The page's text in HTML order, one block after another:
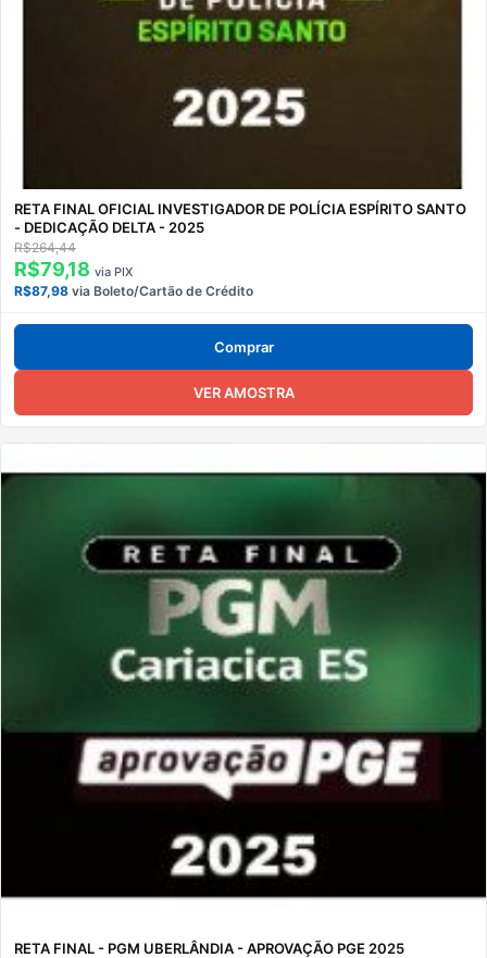
RETA FINAL OFICIAL INVESTIGADOR DE POLÍCIA ESPÍRITO SANTO
- DEDICAÇÃO DELTA - 2025
R$264,44
R$79,18 via PIX
R$87,98 via Boleto/Cartão de Crédito
Comprar
VER AMOSTRA
RETA FINAL - PGM UBERLÂNDIA - APROVAÇÃO PGE 2025